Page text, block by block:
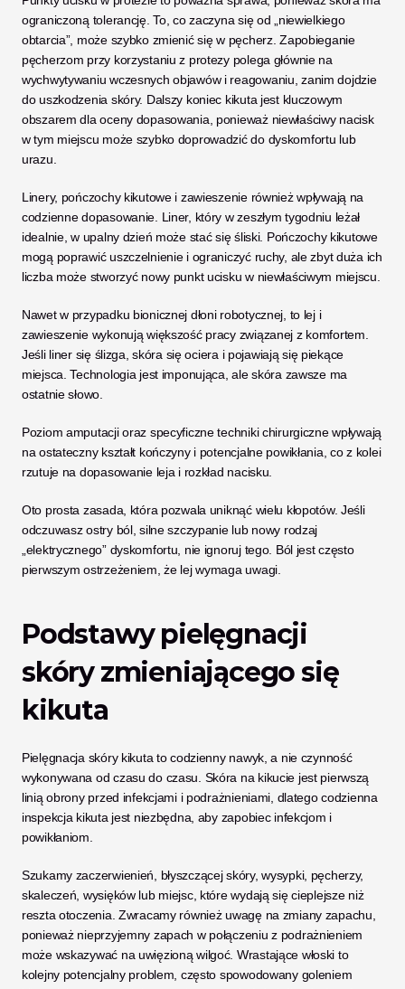
ograniczoną tolerancję. To, co zaczyna się od „niewielkiego
obtarcia”, może szybko zmienić się w pęcherz. Zapobieganie
pęcherzom przy korzystaniu z protezy polega głównie na
wychwytywaniu wczesnych objawów i reagowaniu, zanim dojdzie
do uszkodzenia skóry. Dalszy koniec kikuta jest kluczowym
obszarem dla oceny dopasowania, ponieważ niewłaściwy nacisk
w tym miejscu może szybko doprowadzić do dyskomfortu lub
urazu.
Linery, pończochy kikutowe i zawieszenie również wpływają na
codzienne dopasowanie. Liner, który w zeszłym tygodniu leżał
idealnie, w upalny dzień może stać się śliski. Pończochy kikutowe
mogą poprawić uszczelnienie i ograniczyć ruchy, ale zbyt duża ich
liczba może stworzyć nowy punkt ucisku w niewłaściwym miejscu.
Nawet w przypadku bionicznej dłoni robotycznej, to lej i
zawieszenie wykonują większość pracy związanej z komfortem.
Jeśli liner się ślizga, skóra się ociera i pojawiają się piekące
miejsca. Technologia jest imponująca, ale skóra zawsze ma
ostatnie słowo.
Poziom amputacji oraz specyficzne techniki chirurgiczne wpływają
na ostateczny kształt kończyny i potencjalne powikłania, co z kolei
rzutuje na dopasowanie leja i rozkład nacisku.
Oto prosta zasada, która pozwala uniknąć wielu kłopotów. Jeśli
odczuwasz ostry ból, silne szczypanie lub nowy rodzaj
„elektrycznego” dyskomfortu, nie ignoruj tego. Ból jest często
pierwszym ostrzeżeniem, że lej wymaga uwagi.
Podstawy pielęgnacji
skóry zmieniającego się
kikuta
Pielęgnacja skóry kikuta to codzienny nawyk, a nie czynność
wykonywana od czasu do czasu. Skóra na kikucie jest pierwszą
linią obrony przed infekcjami i podrażnieniami, dlatego codzienna
inspekcja kikuta jest niezbędna, aby zapobiec infekcjom i
powikłaniom.
Szukamy zaczerwienień, błyszczącej skóry, wysypki, pęcherzy,
skaleczeń, wysięków lub miejsc, które wydają się cieplejsze niż
reszta otoczenia. Zwracamy również uwagę na zmiany zapachu,
ponieważ nieprzyjemny zapach w połączeniu z podrażnieniem
może wskazywać na uwięzioną wilgoć. Wrastające włoski to
kolejny potencjalny problem, często spowodowany goleniem